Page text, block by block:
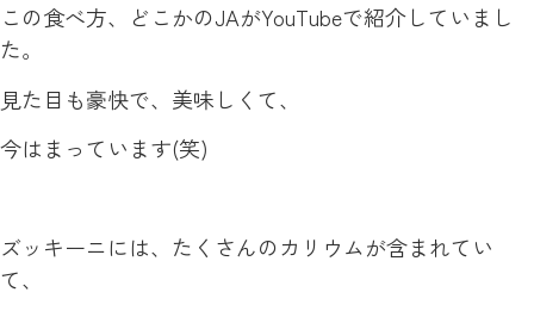
この食べ方、どこかのJAがYouTubeで紹介していまし
た。
見た目も豪快で、美味しくて、
今はまっています(笑)
ズッキーニには、たくさんのカリウムが含まれてい
て、